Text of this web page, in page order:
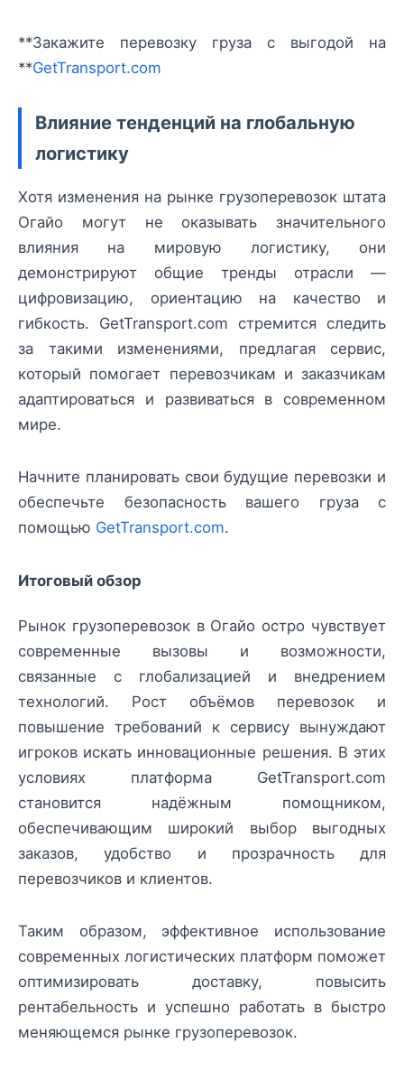
**Закажите перевозку груза с выгодой на
**GetTransport.com
Влияние тенденций на глобальную
логистику
Хотя изменения на рынке грузоперевозок штата
Огайо могут не оказывать значительного
влияния на мировую логистику, они
демонстрируют общие тренды отрасли —
цифровизацию, ориентацию на качество и
гибкость. GetTransport.com стремится следить
за такими изменениями, предлагая сервис,
который помогает перевозчикам и заказчикам
адаптироваться и развиваться в современном
мире.
Начните планировать свои будущие перевозки и
обеспечьте безопасность вашего груза с
помощью GetTransport.com.
Итоговый обзор
Рынок грузоперевозок в Огайо остро чувствует
современные вызовы и возможности,
связанные с глобализацией и внедрением
технологий. Рост объёмов перевозок и
повышение требований к сервису вынуждают
игроков искать инновационные решения. В этих
условиях платформа GetTransport.com
становится надёжным помощником,
обеспечивающим широкий выбор выгодных
заказов, удобство и прозрачность для
перевозчиков и клиентов.
Таким образом, эффективное использование
современных логистических платформ поможет
оптимизировать доставку, повысить
рентабельность и успешно работать в быстро
меняющемся рынке грузоперевозок.